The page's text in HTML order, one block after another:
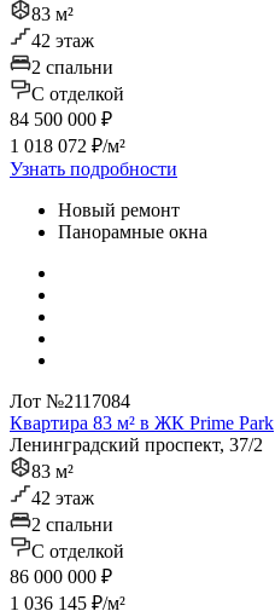
83 м²
42 этаж
2 спальни
C отделкой
84 500 000 ₽
1 018 072 ₽/м²
Узнать подробности
Новый ремонт
Панорамные окна
Лот №2117084
Квартира 83 м² в ЖК Prime Park
Ленинградский проспект, 37/2
83 м²
42 этаж
2 спальни
C отделкой
86 000 000 ₽
1 036 145 ₽/м²